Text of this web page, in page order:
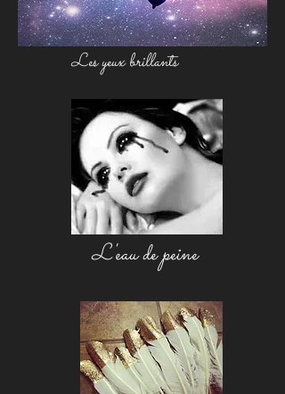
Les yeux brillants
L'eau de peine